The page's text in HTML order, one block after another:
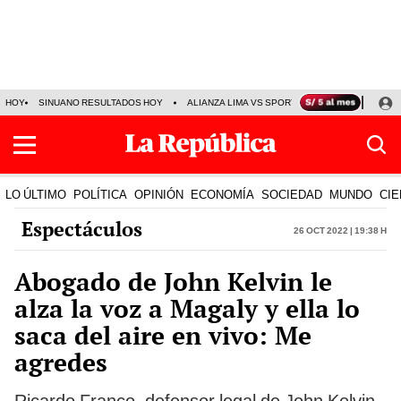
HOY SINUANO RESULTADOS HOY ALIANZA LIMA VS SPORT BOYS JORGE
LO ÚLTIMO POLÍTICA OPINIÓN ECONOMÍA SOCIEDAD MUNDO
Espectáculos 26 Oct 2022 | 19:38 h
Abogado de John Kelvin le
alza la voz a Magaly y ella lo
saca del aire en vivo: Me
agredes